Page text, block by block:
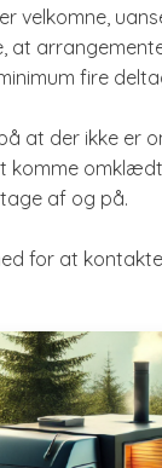
velkomne,
at
fire
at der ikke er
komme
af og på.
for at